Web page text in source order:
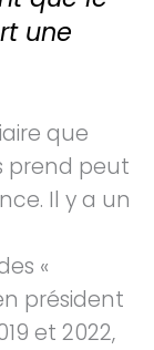
une
que
prend peut
Il y a un
«
président
et 2022,